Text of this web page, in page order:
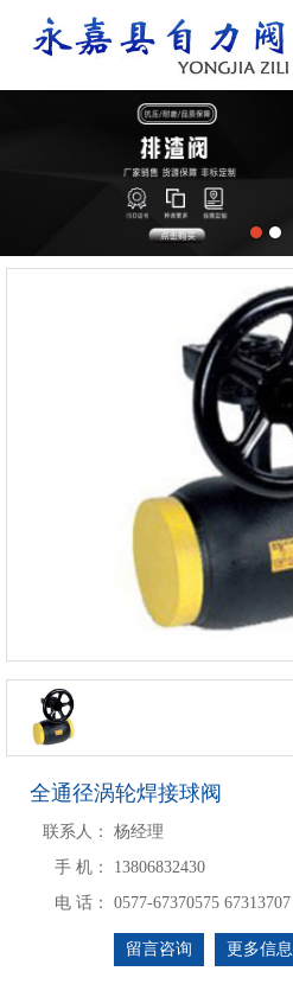
全通径涡轮焊接球阀
联系人：
杨经理
手 机：
13806832430
电 话：
0577-67370575 67313707
留言咨询 更多信息